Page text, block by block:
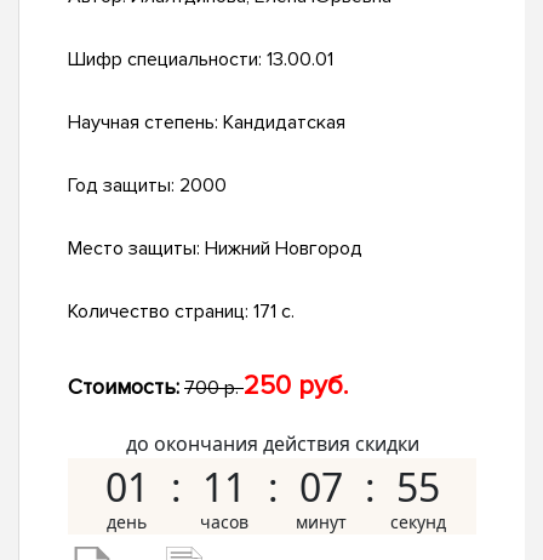
Шифр специальности: 13.00.01
Научная степень: Кандидатская
Год защиты: 2000
Место защиты: Нижний Новгород
Количество страниц: 171 с.
Стоимость: 700 р.250 руб.
до окончания действия скидки
01 11 07 54